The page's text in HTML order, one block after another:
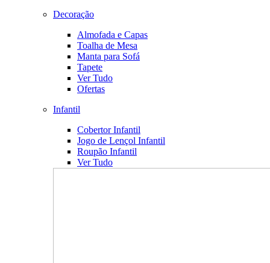
Decoração
Almofada e Capas
Toalha de Mesa
Manta para Sofá
Tapete
Ver Tudo
Ofertas
Infantil
Cobertor Infantil
Jogo de Lençol Infantil
Roupão Infantil
Ver Tudo